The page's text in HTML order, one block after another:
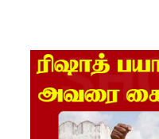
பதற்றம்:
கைதிகள்
கூரையில்